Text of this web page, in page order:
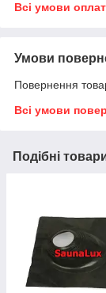
Всі умови
Умови
Повернення
Всі умови
Подібні